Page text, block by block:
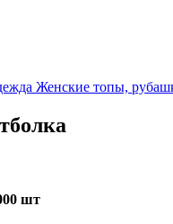
Женские топы,
шт